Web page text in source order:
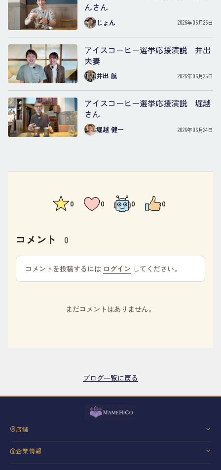
んさん
じょん 2026年06月26日
アイスコーヒー選挙応援演説 井出
夫妻
井出 航 2026年06月25日
アイスコーヒー選挙応援演説 堀越
さん
堀越 健一 2026年06月24日
0 0 0 0
コメント 0
コメントを投稿するには ログイン してください。
まだコメントはありません。
ブログ一覧に戻る
店舗
企業情報